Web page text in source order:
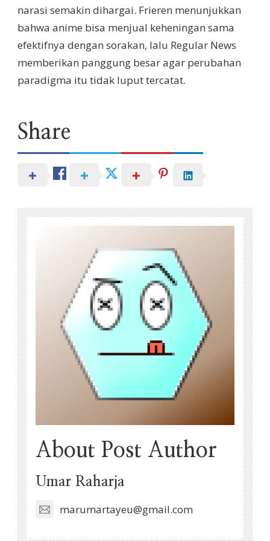
narasi semakin dihargai. Frieren menunjukkan
bahwa anime bisa menjual keheningan sama
efektifnya dengan sorakan, lalu Regular News
memberikan panggung besar agar perubahan
paradigma itu tidak luput tercatat.
Share
About Post Author
Umar Raharja
marumartayeu@gmail.com